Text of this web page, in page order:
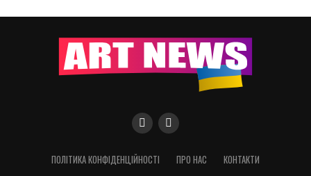
ПОЛІТИКА КОНФІДЕНЦІЙНОСТІ ПРО НАС КОНТАКТИ